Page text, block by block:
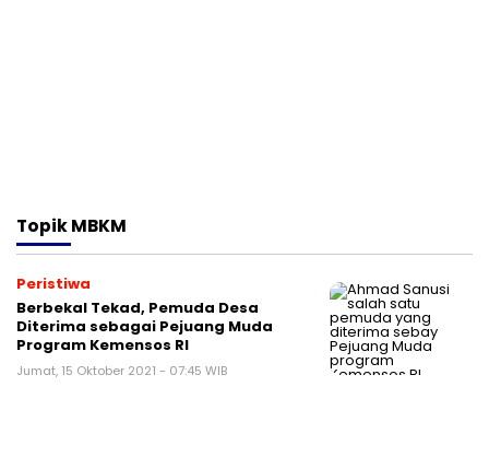
TopikMBKM
Peristiwa
Berbekal Tekad, Pemuda Desa
Diterima sebagai Pejuang Muda
Program Kemensos RI
Jumat, 15 Oktober 2021 - 07:45 WIB